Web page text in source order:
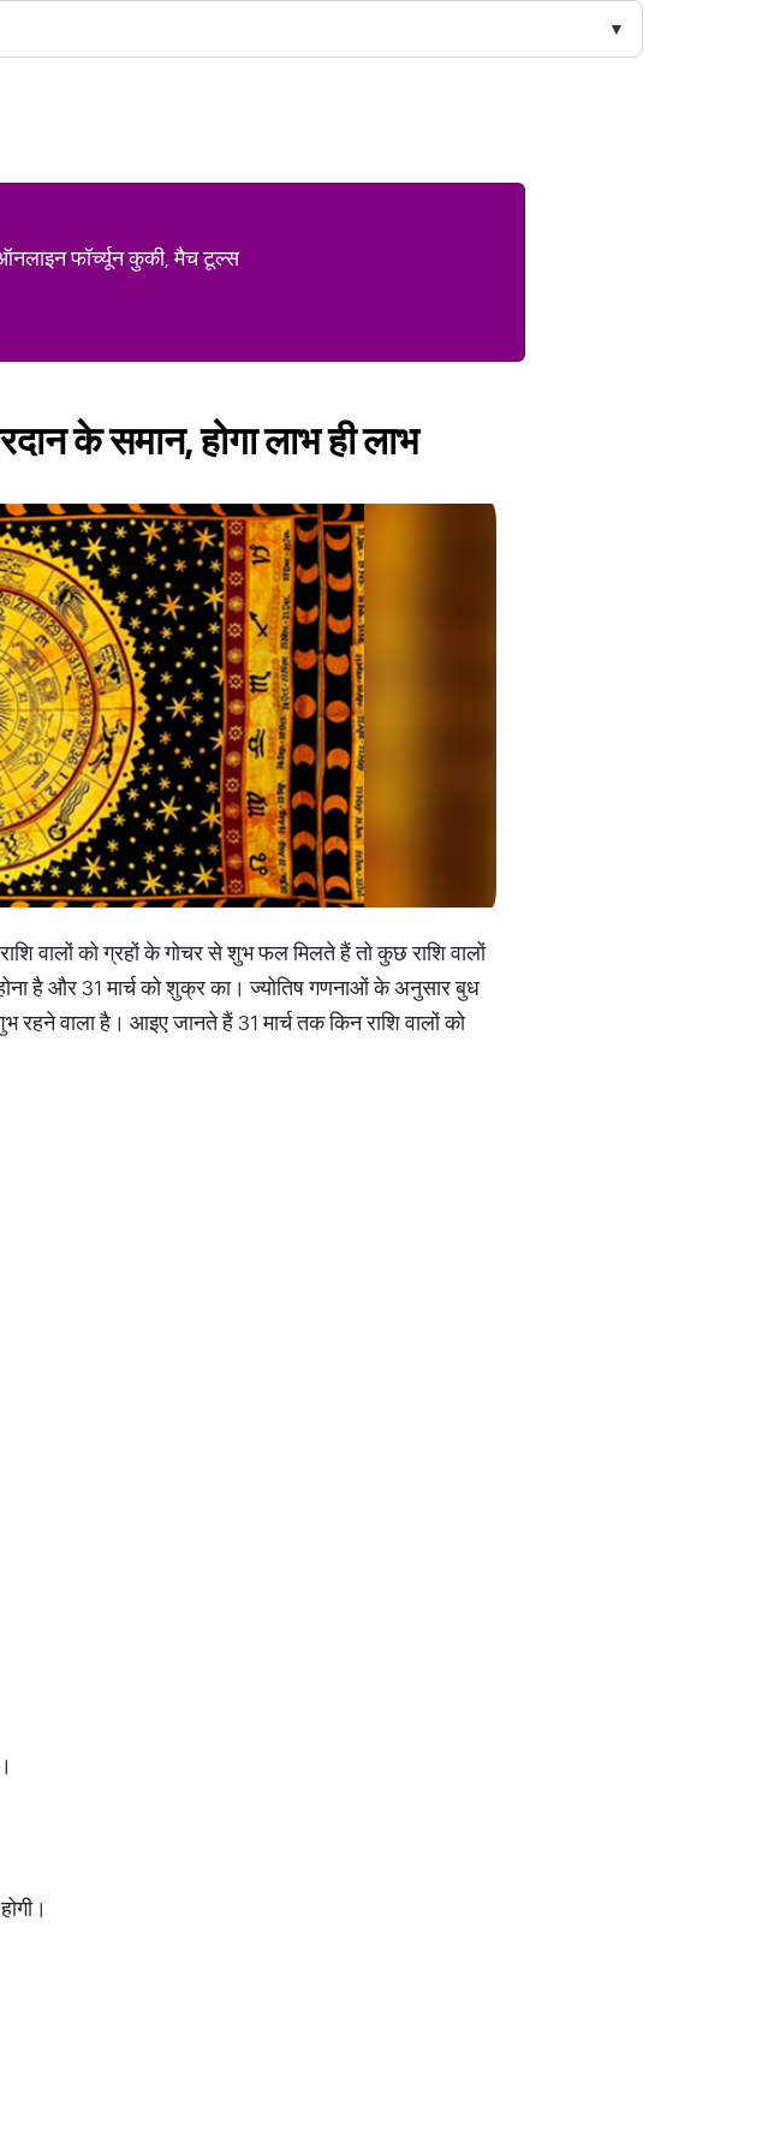
फॉर्च्यून कुकी, मैच टूल्स
के समान, होगा लाभ ही लाभ
वालों को ग्रहों के गोचर से शुभ फल मिलते हैं तो कुछ राशि वालों
है और 31 मार्च को शुक्र का। ज्योतिष गणनाओं के अनुसार बुध
वाला है। आइए जानते हैं 31 मार्च तक किन राशि वालों को